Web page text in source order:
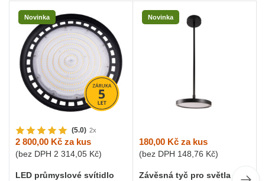
Novinka
(5.0) 2x
2 800,00 Kč za kus
(bez DPH 2 314,05 Kč)
LED průmyslové svítidlo
Novinka
180,00 Kč za kus
(bez DPH 148,76 Kč)
Závěsná tyč pro světla